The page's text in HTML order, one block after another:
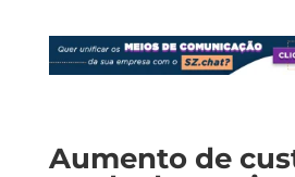
Aumento de